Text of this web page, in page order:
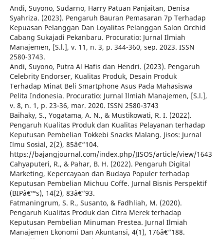
Andi, Suyono, Sudarno, Harry Patuan Panjaitan, Denisa
Syahriza. (2023). Pengaruh Bauran Pemasaran 7p Terhadap
Kepuasan Pelanggan Dan Loyalitas Pelanggan Salon Orchid
Cabang Sukajadi Pekanbaru. Procuratio: Jurnal Ilmiah
Manajemen, [S.l.], v. 11, n. 3, p. 344-360, sep. 2023. ISSN
2580-3743.
Andi, Suyono, Putra Al Hafis dan Hendri. (2023). Pengaruh
Celebrity Endorser, Kualitas Produk, Desain Produk
Terhadap Minat Beli Smartphone Asus Pada Mahasiswa
Pelita Indonesia. Procuratio: Jurnal Ilmiah Manajemen, [S.l.],
v. 8, n. 1, p. 23-36, mar. 2020. ISSN 2580-3743
Baihaky, S., Yogatama, A. N., & Mustikowati, R. I. (2022).
Pengaruh Kualitas Produk dan Kualitas Pelayanan terhadap
Keputusan Pembelian Tokkebi Snacks Malang. Jisos: Jurnal
Ilmu Sosial, 2(2), 85â€“104.
https://bajangjournal.com/index.php/JISOS/article/view/1643
Cahyaputeri, R., & Pahar, B. H. (2022). Pengaruh Digital
Marketing, Kepercayaan dan Budaya Populer terhadap
Keputusan Pembelian Michuu Coffe. Jurnal Bisnis Perspektif
(BIPâ€™s), 14(2), 83â€“93.
Fatmaningrum, S. R., Susanto, & Fadhliah, M. (2020).
Pengaruh Kualitas Produk dan Citra Merek terhadap
Keputusan Pembelian Minuman Frestea. Jurnal Ilmiah
Manajemen Ekonomi Dan Akuntansi, 4(1), 176â€“188.